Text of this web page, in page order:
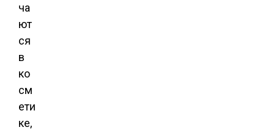
ча
ют
ся
в
ко
см
ети
ке,